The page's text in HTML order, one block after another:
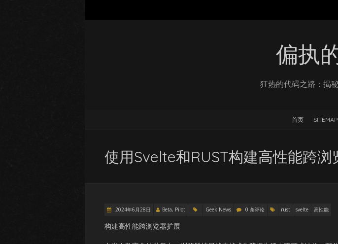
偏执
狂热的代码之路：揭
首页 SITEMAP
使用Svelte和RUST构建高性能跨浏
2024年6月28日 Beta, Pilot Geek News 0 条评论 rust svelte 高性能
构建高性能跨浏览器扩展